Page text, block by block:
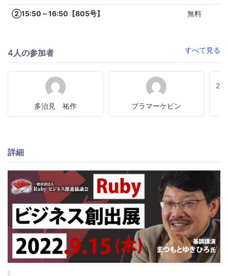
②15:50～16:50【805号】 無料
4人の参加者 すべて見る
多治見 祐作 ブラマーケビン
2
詳細